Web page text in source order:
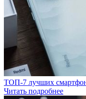
ТОП-7 лучших
Читать подробнее